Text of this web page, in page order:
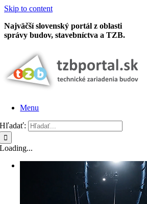
Skip to content
Najväčší slovenský portál z oblasti
správy budov, stavebníctva a TZB.
Menu
Hľadať:
Loading...